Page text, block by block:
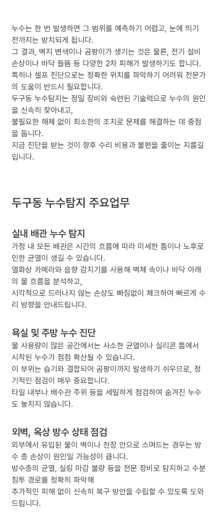
누수는 한 번 발생하면 그 범위를 예측하기 어렵고, 눈에 띄기
전까지는 방치되게 됩니다.
그 결과, 벽지 변색이나 곰팡이가 생기는 것은 물론, 전기 설비
손상이나 바닥 들뜸 등 다양한 2차 피해가 발생하기도 합니다.
특히나 셀프 진단으로는 정확한 위치를 파악하기 어려워 전문가
의 도움이 반드시 필요합니다.
두구동 누수탐지는 정밀 장비와 숙련된 기술력으로 누수의 원인
을 신속히 찾아내고,
불필요한 해체 없이 최소한의 조치로 문제를 해결하는 데 중점
을 둡니다.
지금 진단을 받는 것이 향후 수리 비용과 불편을 줄이는 지름길
입니다.
두구동 누수탐지 주요업무
실내 배관 누수 탐지
가정 내 모든 배관은 시간의 흐름에 따라 미세한 틈이나 노후로
인한 균열이 생길 수 있습니다.
열화상 카메라와 음향 감지기를 사용해 벽체 속이나 바닥 아래
의 물 흐름을 분석하고,
시각적으로 드러나지 않는 손상도 빠짐없이 체크하여 빠르게 수
리 방향을 안내드립니다.
욕실 및 주방 누수 진단
물 사용량이 많은 공간에서는 사소한 균열이나 실리콘 틈에서
시작된 누수가 점점 확산될 수 있습니다.
이 부위는 습기와 결합되어 곰팡이까지 발생하기 쉬우므로, 정
기적인 점검이 매우 중요합니다.
타일 내부나 배수관 주위 등을 세밀하게 점검하여 숨겨진 누수
도 놓치지 않습니다.
외벽, 옥상 방수 상태 점검
외부에서 유입된 물이 벽이나 천장 안으로 스며드는 경우는 방
수 층 손상이 원인일 가능성이 큽니다.
방수층의 균열, 실링 마감 불량 등을 전문 장비로 탐지하고 수분
침투 경로를 정확히 파악해
추가적인 피해 없이 신속히 복구 방안을 수립할 수 있도록 도와
드립니다.